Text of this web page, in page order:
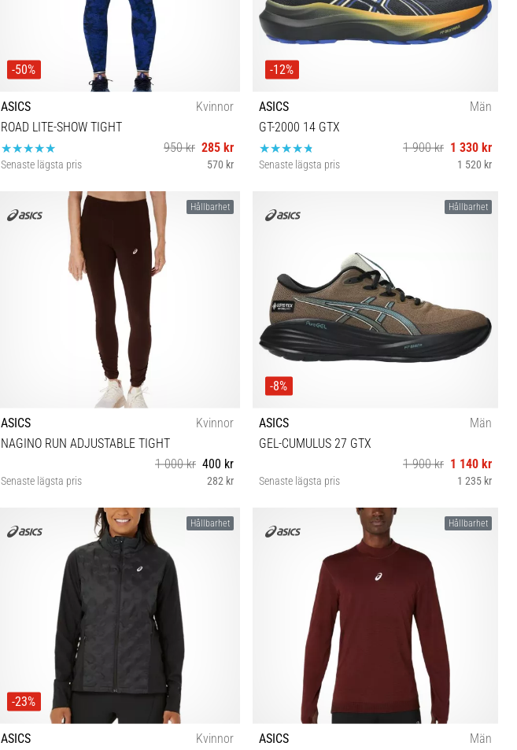
-50%
ASICS
Kvinnor
ROAD LITE-SHOW TIGHT
950 kr 285 kr
Senaste lägsta pris 570 kr
XS S
-12%
ASICS
Män
GT-2000 14 GTX
1 900 kr 1 330 kr
Senaste lägsta pris 1 520 kr
Hållbarhet
ASICS
Kvinnor
NAGINO RUN ADJUSTABLE TIGHT
1 000 kr 400 kr
Senaste lägsta pris 282 kr
XS
Hållbarhet
-8%
ASICS
Män
GEL-CUMULUS 27 GTX
1 900 kr 1 140 kr
Senaste lägsta pris 1 235 kr
44
Hållbarhet
-23%
ASICS
Kvinnor
Hållbarhet
ASICS
Män